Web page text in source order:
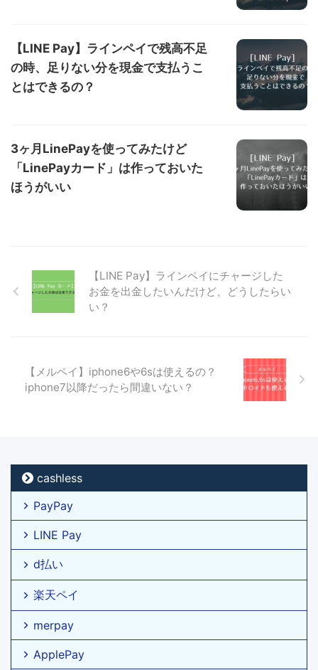
【LINE Pay】ラインペイで残高不足
の時、足りない分を現金で支払うこ
とはできるの？
3ヶ月LinePayを使ってみたけど
「LinePayカード」は作っておいた
ほうがいい
【LINE Pay】ラインペイにチャージした
お金を出金したいんだけど、どうしたらい
い？
【メルペイ】iphone6や6sは使えるの？
iphone7以降だったら間違いない？
cashless
PayPay
LINE Pay
d払い
楽天ペイ
merpay
ApplePay